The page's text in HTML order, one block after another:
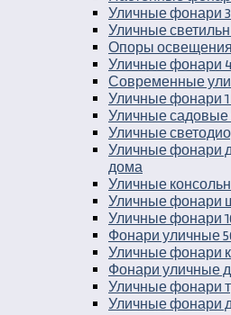
Уличные фонари
Уличные
Опоры освещения
Уличные фонари
Современные
Уличные фонари
Уличные
Уличные
Уличные фонари
дома
Уличные
Уличные фонари
Уличные фонари
Фонари уличные
Уличные фонари
Фонари уличные
Уличные фонари
Уличные фонари